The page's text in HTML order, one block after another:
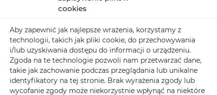
cookies
Aby zapewnić jak najlepsze wrażenia, korzystamy z
technologii, takich jak pliki cookie, do przechowywania
i/lub uzyskiwania dostępu do informacji o urządzeniu.
Zgoda na te technologie pozwoli nam przetwarzać dane,
takie jak zachowanie podczas przeglądania lub unikalne
identyfikatory na tej stronie. Brak wyrażenia zgody lub
wycofanie zgody może niekorzystnie wpłynąć na niektóre
dziennie! Dzięki temu obserwatorzy na Twitterze są
ulubionych firm.
Kategoria: Artykuły o Twitter
Oceń ten artykuł
Ilość głosów:1średnia:5